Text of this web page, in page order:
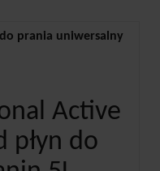
prania uniwersalny
Active
płyn do